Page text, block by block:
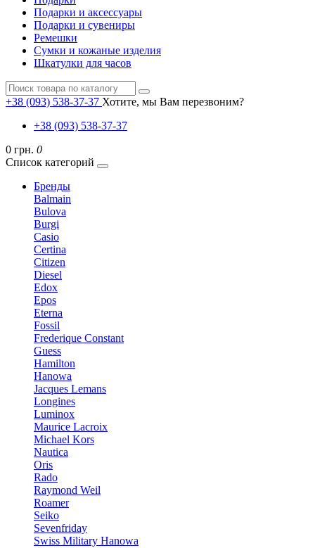
Подарки и аксессуары
Подарки и сувениры
Ремешки
Сумки и кожаные изделия
Шкатулки для часов
+38 (093) 538-37-37 Хотите, мы Вам перезвоним?
+38 (093) 538-37-37
0 грн. 0
Список категорий
Бренды
Balmain
Bulova
Burgi
Casio
Certina
Citizen
Diesel
Edox
Epos
Eterna
Fossil
Frederique Constant
Guess
Hamilton
Hanowa
Jacques Lemans
Longines
Luminox
Maurice Lacroix
Michael Kors
Nautica
Oris
Rado
Raymond Weil
Roamer
Seiko
Sevenfriday
Swiss Military Hanowa